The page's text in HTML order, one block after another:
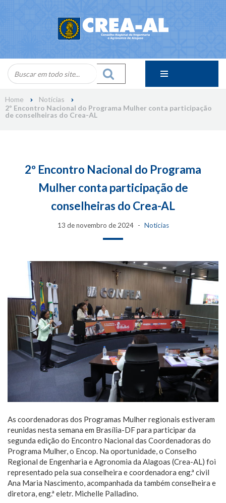
Home
Notícias
2º Encontro Nacional do Programa Mulher conta participação
de conselheiras do Crea-AL
2º Encontro Nacional do Programa
Mulher conta participação de
conselheiras do Crea-AL
13 de novembro de 2024 Notícias
As coordenadoras dos Programas Mulher regionais estiveram
reunidas nesta semana em Brasília-DF para participar da
segunda edição do Encontro Nacional das Coordenadoras do
Programa Mulher, o Encop. Na oportunidade, o Conselho
Regional de Engenharia e Agronomia da Alagoas (Crea-AL) foi
representado pela sua conselheira e coordenadora eng.ª civil
Ana Maria Nascimento, acompanhada da também conselheira e
diretora, eng.ª eletr. Michelle Palladino.